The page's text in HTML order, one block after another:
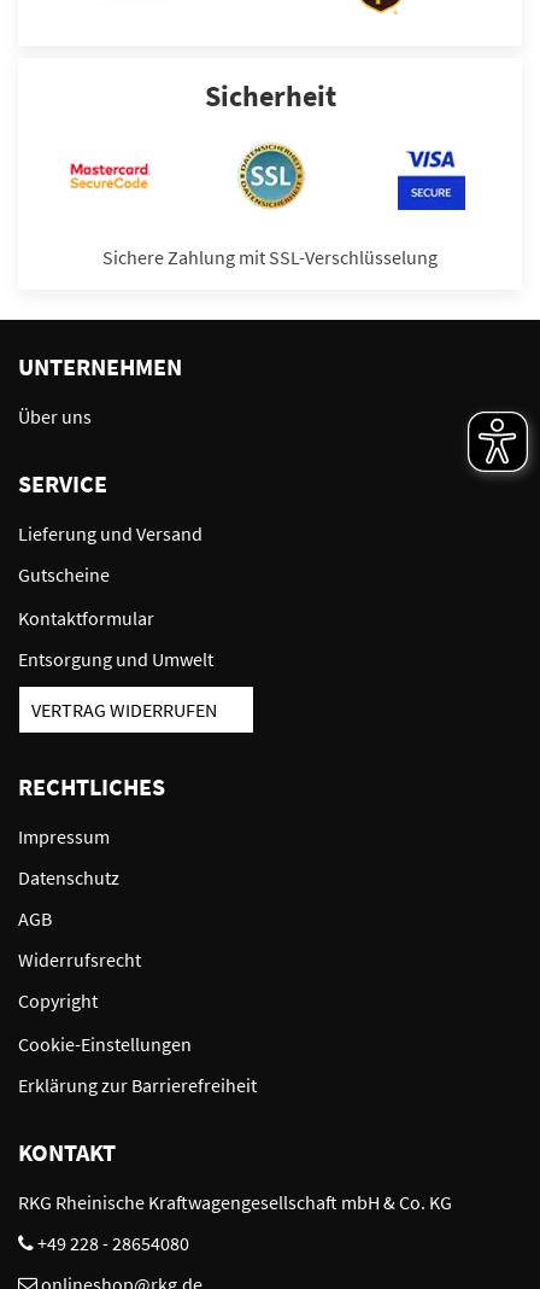
Sicherheit
Sichere Zahlung mit SSL-Verschlüsselung
UNTERNEHMEN
Über uns
SERVICE
Lieferung und Versand
Gutscheine
Kontaktformular
Entsorgung und Umwelt
VERTRAG WIDERRUFEN
RECHTLICHES
Impressum
Datenschutz
AGB
Widerrufsrecht
Copyright
Cookie-Einstellungen
Erklärung zur Barrierefreiheit
KONTAKT
RKG Rheinische Kraftwagengesellschaft mbH & Co. KG
+49 228 - 28654080